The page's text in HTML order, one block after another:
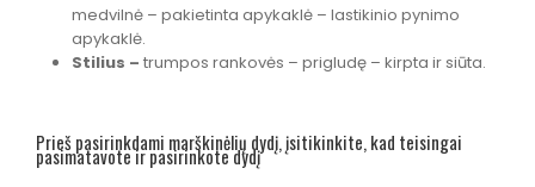
medvilnė – pakietinta apykaklė – lastikinio pynimo
apykaklė.
Stilius – trumpos rankovės – prigludę – kirpta ir siūta.
Prieš pasirinkdami marškinėlių dydį, įsitikinkite, kad teisingai
pasimatavote ir pasirinkote dydį